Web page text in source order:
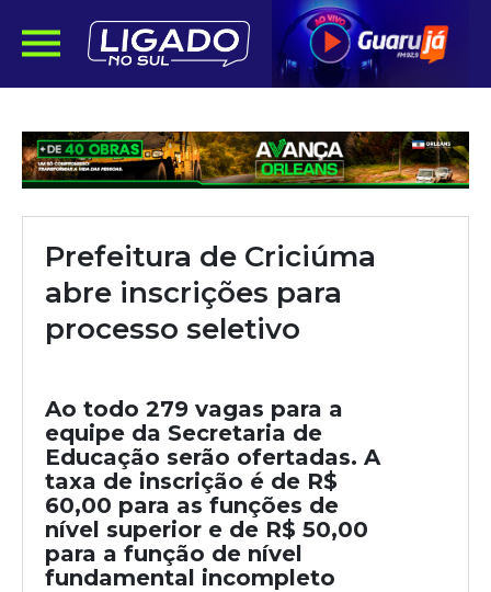
Prefeitura de Criciúma
abre inscrições para
processo seletivo
Ao todo 279 vagas para a
equipe da Secretaria de
Educação serão ofertadas. A
taxa de inscrição é de R$
60,00 para as funções de
nível superior e de R$ 50,00
para a função de nível
fundamental incompleto